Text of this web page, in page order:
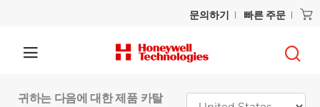
문의하기 빠른 주문
귀하는 다음에 대한 제품 카탈